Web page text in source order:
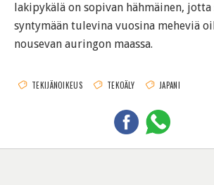
lakipykälä on sopivan hähmäinen,
syntymään tulevina vuosina meheviä
nousevan auringon maassa.
TEKIJÄNOIKEUS TEKOÄLY JAPANI